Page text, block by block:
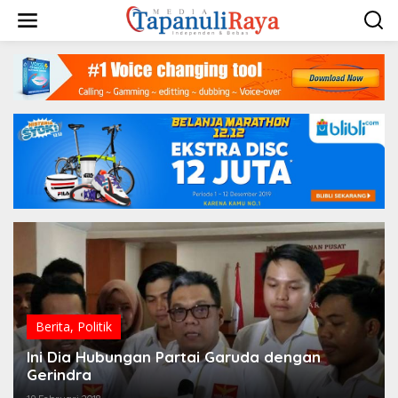
konten
Berita, Politik
Ini Dia Hubungan Partai Garuda dengan
Gerindra